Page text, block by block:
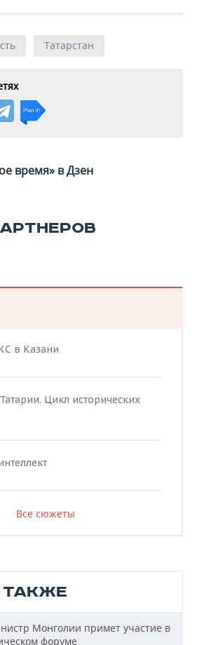
Татарстан
время» в Дзен
в Казани
Цикл исторических
Все сюжеты
ТАКЖЕ
Монголии примет участие в
форуме